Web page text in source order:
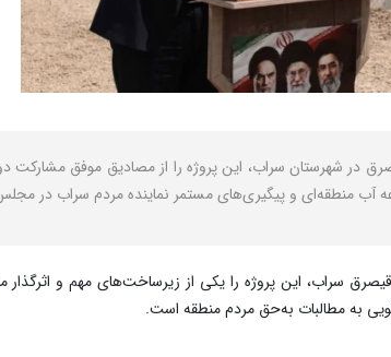
در شهرستان سراب، این پروژه را از مصادیق موفق
آب منطقه‌ای و پیگیری‌های مستمر نماینده مردم سراب در
سراب، این پروژه را یکی از زیرساخت‌های مهم و اثرگذار
به مطالبات به‌حق مردم منطقه است.